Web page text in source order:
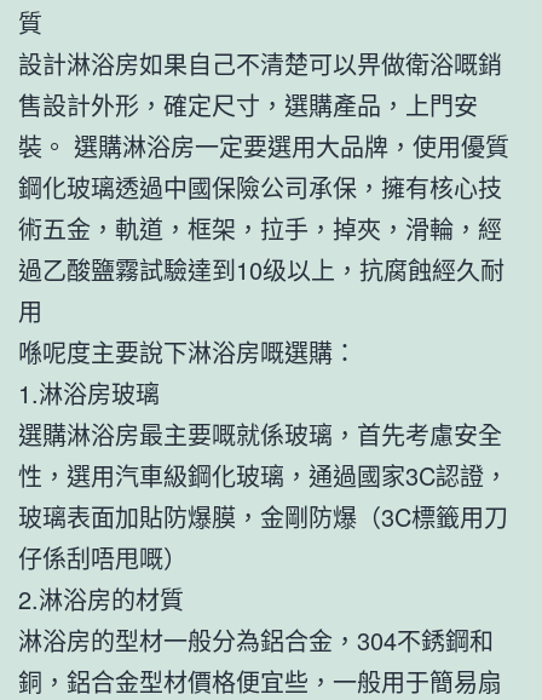
質
設計淋浴房如果自己不清楚可以畀做衛浴嘅銷
售設計外形，確定尺寸，選購產品，上門安
裝。 選購淋浴房一定要選用大品牌，使用優質
鋼化玻璃透過中國保險公司承保，擁有核心技
術五金，軌道，框架，拉手，掉夾，滑輪，經
過乙酸鹽霧試驗達到10级以上，抗腐蝕經久耐
用
喺呢度主要說下淋浴房嘅選購：
1.淋浴房玻璃
選購淋浴房最主要嘅就係玻璃，首先考慮安全
性，選用汽車級鋼化玻璃，通過國家3C認證，
玻璃表面加貼防爆膜，金剛防爆（3C標籤用刀
仔係刮唔甩嘅）
2.淋浴房的材質
淋浴房的型材一般分為鋁合金，304不銹鋼和
銅，鋁合金型材價格便宜些，一般用于簡易扇